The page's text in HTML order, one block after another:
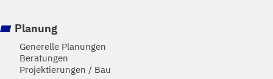
Planung
Generelle Planungen
Beratungen
Projektierungen / Bau